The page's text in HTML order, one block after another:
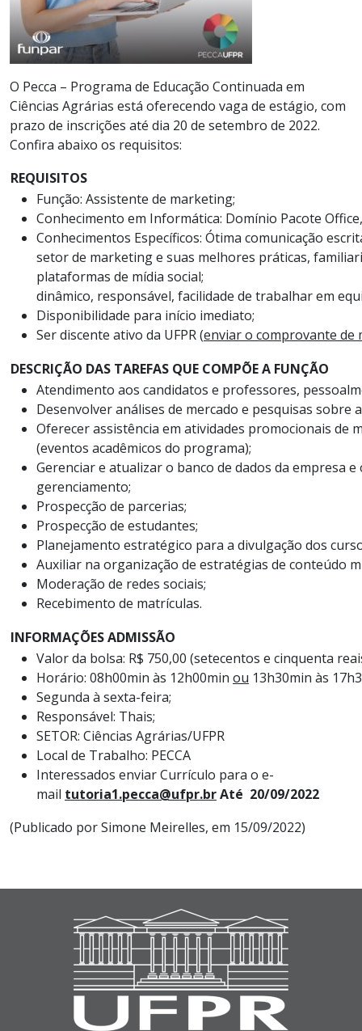
O Pecca – Programa de Educação Continuada em
Ciências Agrárias está oferecendo vaga de estágio, com
prazo de inscrições até dia 20 de setembro de 2022.
Confira abaixo os requisitos:
REQUISITOS
Função: Assistente de marketing;
Conhecimento em Informática: Domínio Pacote
Conhecimentos Específicos: Ótima comunicação
setor de marketing e suas melhores práticas,
plataformas de mídia social;
dinâmico, responsável, facilidade de trabalhar em
Disponibilidade para início imediato;
Ser discente ativo da UFPR (enviar o comprovante de
DESCRIÇÃO DAS TAREFAS QUE COMPÕE A FUNÇÃO
Atendimento aos candidatos e professores,
Desenvolver análises de mercado e pesquisas sobre
Oferecer assistência em atividades promocionais de
(eventos acadêmicos do programa);
Gerenciar e atualizar o banco de dados da empresa e
gerenciamento;
Prospecção de parcerias;
Prospecção de estudantes;
Planejamento estratégico para a divulgação dos
Auxiliar na organização de estratégias de conteúdo
Moderação de redes sociais;
Recebimento de matrículas.
INFORMAÇÕES ADMISSÃO
Valor da bolsa: R$ 750,00 (setecentos e cinquenta
Horário: 08h00min às 12h00min ou 13h30min às
Segunda à sexta-feira;
Responsável: Thais;
SETOR: Ciências Agrárias/UFPR
Local de Trabalho: PECCA
Interessados enviar Currículo para o e-
mail tutoria1.pecca@ufpr.brAté 20/09/2022
(Publicado por Simone Meirelles, em 15/09/2022)